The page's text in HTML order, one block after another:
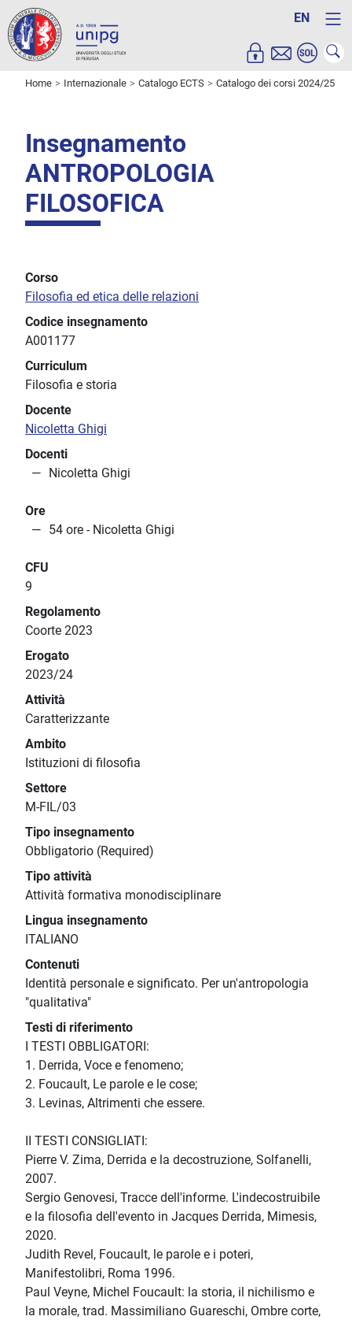
EN
Home Internazionale Catalogo ECTS Catalogo dei corsi 2024/25
Insegnamento
ANTROPOLOGIA
FILOSOFICA
Corso
Filosofia ed etica delle relazioni
Codice insegnamento
A001177
Curriculum
Filosofia e storia
Docente
Nicoletta Ghigi
Docenti
Nicoletta Ghigi
Ore
54 ore - Nicoletta Ghigi
CFU
9
Regolamento
Coorte 2023
Erogato
2023/24
Attività
Caratterizzante
Ambito
Istituzioni di filosofia
Settore
M-FIL/03
Tipo insegnamento
Obbligatorio (Required)
Tipo attività
Attività formativa monodisciplinare
Lingua insegnamento
ITALIANO
Contenuti
Identità personale e significato. Per un'antropologia
"qualitativa"
Testi di riferimento
I TESTI OBBLIGATORI:
1. Derrida, Voce e fenomeno;
2. Foucault, Le parole e le cose;
3. Levinas, Altrimenti che essere.
II TESTI CONSIGLIATI:
Pierre V. Zima, Derrida e la decostruzione, Solfanelli,
2007.
Sergio Genovesi, Tracce dell'informe. L'indecostruibile
e la filosofia dell'evento in Jacques Derrida, Mimesis,
2020.
Judith Revel, Foucault, le parole e i poteri,
Manifestolibri, Roma 1996.
Paul Veyne, Michel Foucault: la storia, il nichilismo e
la morale, trad. Massimiliano Guareschi, Ombre corte,